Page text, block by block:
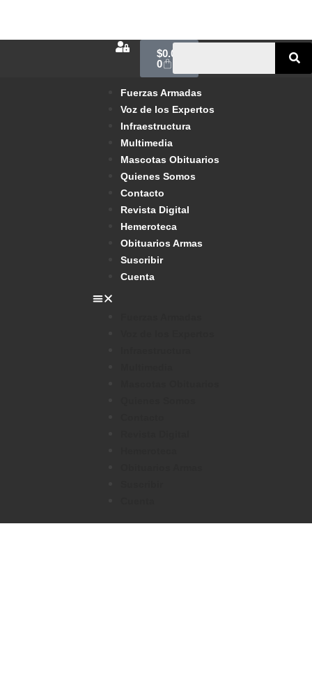
$0.00
0
Fuerzas Armadas
Voz de los Expertos
Infraestructura
Multimedia
Mascotas Obituarios
Quienes Somos
Contacto
Revista Digital
Hemeroteca
Obituarios Armas
Suscribir
Cuenta